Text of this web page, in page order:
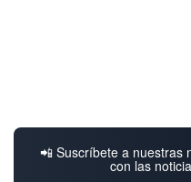
📲 Suscríbete a nuestras
con las